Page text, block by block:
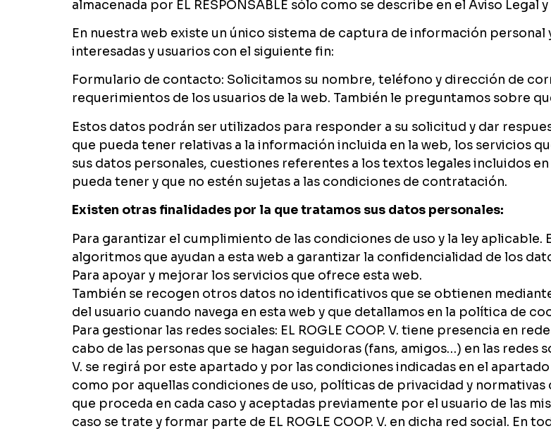
almacenada por EL RESPONSABLE sólo como se describe en el Aviso Legal
En nuestra web existe un único sistema de captura de información
interesadas y usuarios con el siguiente fin:
Formulario de contacto: Solicitamos su nombre, teléfono y dirección de
requerimientos de los usuarios de la web. También le preguntamos sobre
Estos datos podrán ser utilizados para responder a su solicitud y dar
que pueda tener relativas a la información incluida en la web, los servicios
sus datos personales, cuestiones referentes a los textos legales incluidos
pueda tener y que no estén sujetas a las condiciones de contratación.
Existen otras finalidades por la que tratamos sus datos personales:
Para garantizar el cumplimiento de las condiciones de uso y la ley
algoritmos que ayudan a esta web a garantizar la confidencialidad de los
Para apoyar y mejorar los servicios que ofrece esta web.
También se recogen otros datos no identificativos que se obtienen
del usuario cuando navega en esta web y que detallamos en la política de
Para gestionar las redes sociales: EL ROGLE COOP. V. tiene presencia en
cabo de las personas que se hagan seguidoras (fans, amigos…) en las redes
V. se regirá por este apartado y por las condiciones indicadas en el apartado
como por aquellas condiciones de uso, políticas de privacidad y
que proceda en cada caso y aceptadas previamente por el usuario de las
caso se trate y formar parte de EL ROGLE COOP. V. en dicha red social. En